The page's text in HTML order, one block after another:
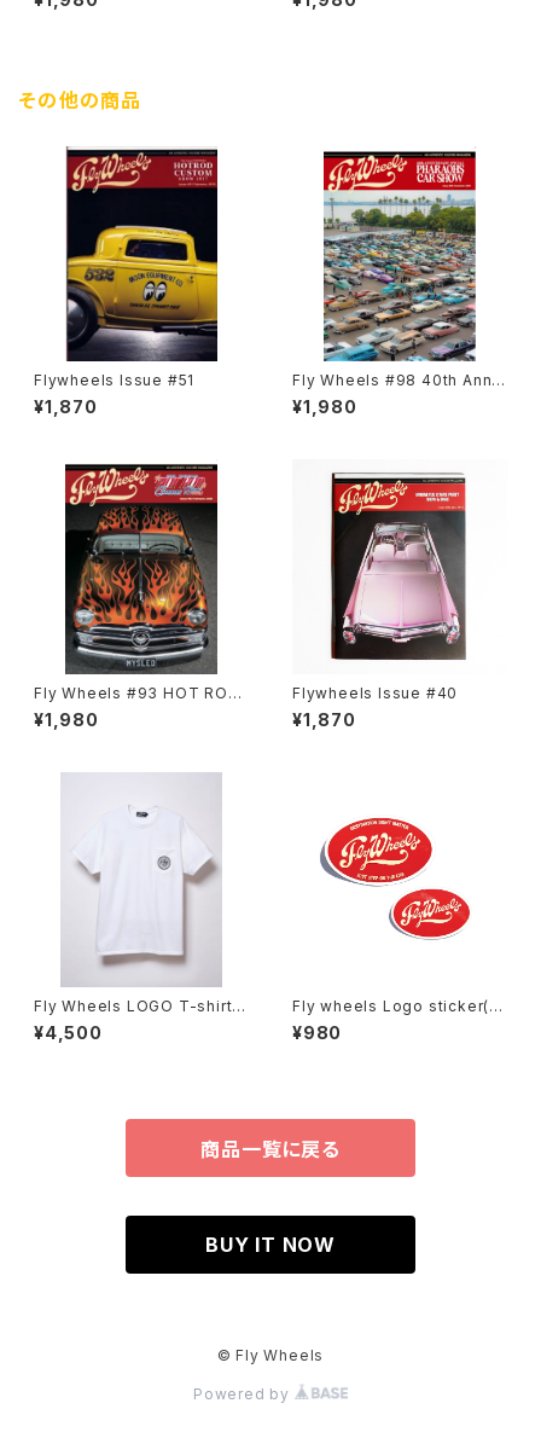
その他の商品
Flywheels Issue #51
¥1,870
Fly Wheels #98 40th Anniv
ersary Special PHARAOHS
CAR SHOW
¥1,980
Fly Wheels #93 HOT ROD
CUSTOM SHOW 2024
¥1,980
Flywheels Issue #40
¥1,870
Fly Wheels LOGO T-shirts
White
¥4,500
Fly wheels Logo sticker(2
Pack)
¥980
商品一覧に戻る
BUY IT NOW
© Fly Wheels
Powered by